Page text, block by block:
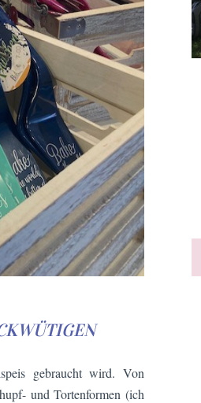
gebraucht wird. Von
und Tortenformen (ich